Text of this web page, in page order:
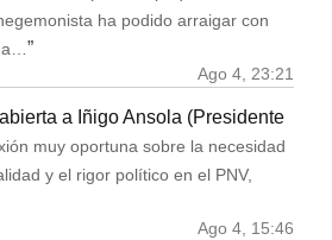
ha podido arraigar con
”
Ago 4, 23:21
a Iñigo Ansola (Presidente
muy oportuna sobre la necesidad
y el rigor político en el PNV,
Ago 4, 15:46